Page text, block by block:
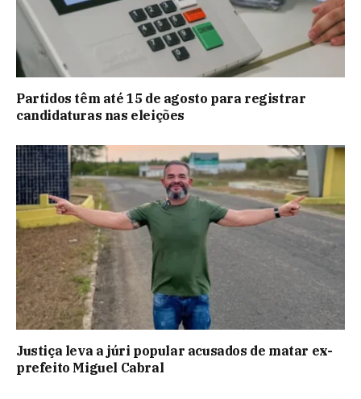
Partidos têm até 15 de agosto para registrar
candidaturas nas eleições
Justiça leva a júri popular acusados de matar ex-
prefeito Miguel Cabral